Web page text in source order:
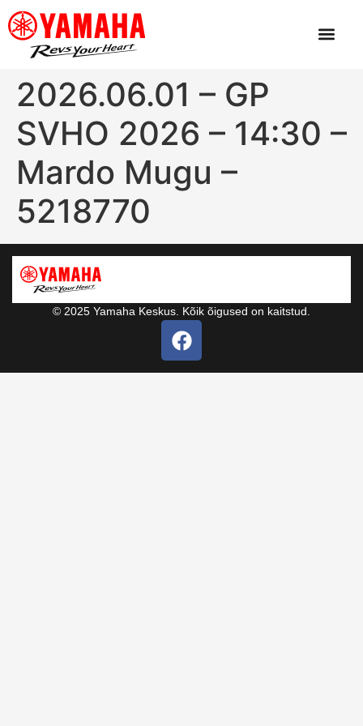
2026.06.01 – GP
SVHO 2026 – 14:30 –
Mardo Mugu –
5218770
© 2025 Yamaha Keskus. Kõik õigused on kaitstud.